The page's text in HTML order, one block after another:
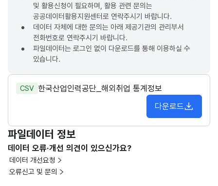
및 활용신청이 필요하며, 활용 관련 문의는
공공데이터활용지원센터로 연락주시기 바랍니다.
데이터 자체에 대한 문의는 아래 제공기관의 관리부서
전화번호로 연락주시기 바랍니다.
파일데이터는 로그인 없이 다운로드를 통해 이용하실 수
있습니다.
CSV 한국산업인력공단_해외취업 통계정보
다운로드
파일데이터 정보
데이터 오류·개선 의견이 있으신가요?
데이터 개선요청
오류신고 및 문의